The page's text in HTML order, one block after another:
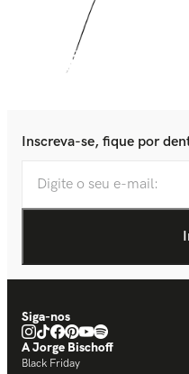
Inscreva-se, fique por
Siga-nos
Encontre nossas lojas
Trabalhe Conosco
Ajuda e Suporte
Trocas e devoluções
Central de Atendimento